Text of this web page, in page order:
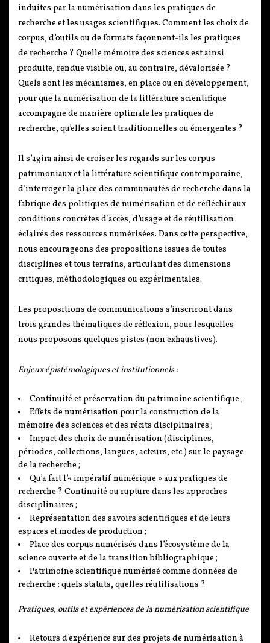
induites par la numérisation dans les pratiques de
recherche et les usages scientifiques. Comment les choix de
corpus, d’outils ou de formats façonnent-ils les pratiques
de recherche ? Quelle mémoire des sciences est ainsi
produite, rendue visible ou, au contraire, dévalorisée ?
Quels sont les mécanismes, en place ou en développement,
pour que la numérisation de la littérature scientifique
accompagne de manière optimale les pratiques de
recherche, qu’elles soient traditionnelles ou émergentes ?
Il s’agira ainsi de croiser les regards sur les corpus
patrimoniaux et la littérature scientifique contemporaine,
d’interroger la place des communautés de recherche dans la
fabrique des politiques de numérisation et de réfléchir aux
conditions concrètes d’accès, d’usage et de réutilisation
éclairés des ressources numérisées. Dans cette perspective,
nous encourageons des propositions issues de toutes
disciplines et tous terrains, articulant des dimensions
critiques, méthodologiques ou expérimentales.
Les propositions de communications s’inscriront dans
trois grandes thématiques de réflexion, pour lesquelles
nous proposons quelques pistes (non exhaustives).
Enjeux épistémologiques et institutionnels :
Continuité et préservation du patrimoine scientifique ;
Effets de numérisation pour la construction de la
mémoire des sciences et des récits disciplinaires ;
Impact des choix de numérisation (disciplines,
périodes, collections, langues, acteurs, etc.) sur le paysage
de la recherche ;
Qu’a fait l’« impératif numérique » aux pratiques de
recherche ? Continuité ou rupture dans les approches
disciplinaires ;
Représentation des savoirs scientifiques et de leurs
espaces et modes de production ;
Place des corpus numérisés dans l’écosystème de la
science ouverte et de la transition bibliographique ;
Patrimoine scientifique numérisé comme données de
recherche : quels statuts, quelles réutilisations ?
Pratiques, outils et expériences de la numérisation scientifique
Retours d’expérience sur des projets de numérisation à